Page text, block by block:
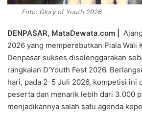
Foto: Glory of Youth 2026
DENPASAR, MataDewata.com |
2026 yang memperebutkan Piala Wali
Denpasar sukses diselenggarakan
rangkaian D’Youth Fest 2026.
hari, pada 2–5 Juli 2026, kompetisi ini
peserta dan menarik lebih dari 3.000
menjadikannya salah satu agenda